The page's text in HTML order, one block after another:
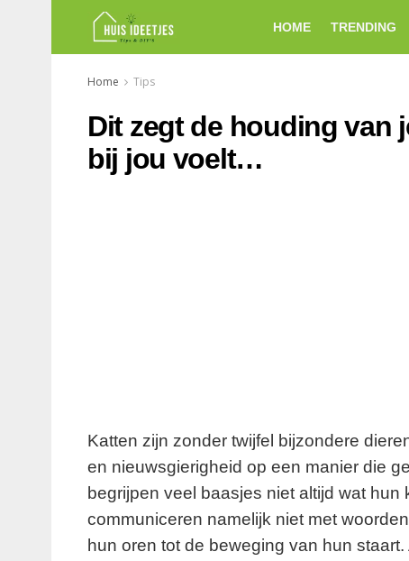
HOME TRENDING
Home Tips
Dit zegt de houding van
bij jou voelt…
Katten zijn zonder twijfel bijzondere
en nieuwsgierigheid op een manier die
begrijpen veel baasjes niet altijd wat
communiceren namelijk niet met
hun oren tot de beweging van hun